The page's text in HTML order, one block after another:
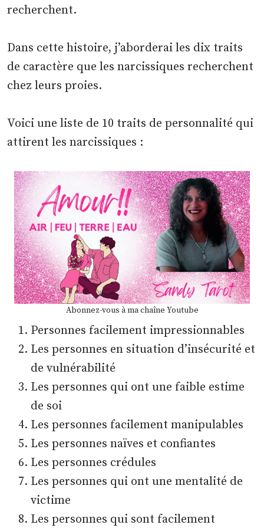
recherchent.
Dans cette histoire, j’aborderai les dix traits
de caractère que les narcissiques recherchent
chez leurs proies.
Voici une liste de 10 traits de personnalité qui
attirent les narcissiques :
Abonnez-vous à ma chaîne Youtube
Personnes facilement impressionnables
Les personnes en situation d’insécurité et
de vulnérabilité
Les personnes qui ont une faible estime
de soi
Les personnes facilement manipulables
Les personnes naïves et confiantes
Les personnes crédules
Les personnes qui ont une mentalité de
victime
Les personnes qui sont facilement